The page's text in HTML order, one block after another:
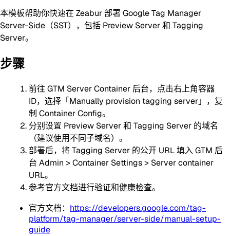
本模板帮助你快速在 Zeabur 部署 Google Tag Manager
Server-Side（SST），包括 Preview Server 和 Tagging
Server。
步骤
前往 GTM Server Container 后台，点击右上角容器
ID，选择「Manually provision tagging server」，复
制 Container Config。
分别设置 Preview Server 和 Tagging Server 的域名
（建议使用不同子域名）。
部署后，将 Tagging Server 的公开 URL 填入 GTM 后
台 Admin > Container Settings > Server container
URL。
参考官方文档进行验证和健康检查。
官方文档： https://developers.google.com/tag-
platform/tag-manager/server-side/manual-setup-
guide